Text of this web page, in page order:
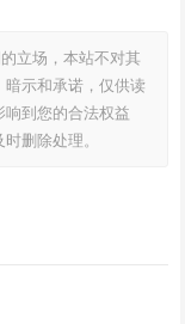
的立场，本站不对其
示和承诺，仅供读
到您的合法权益
删除处理。